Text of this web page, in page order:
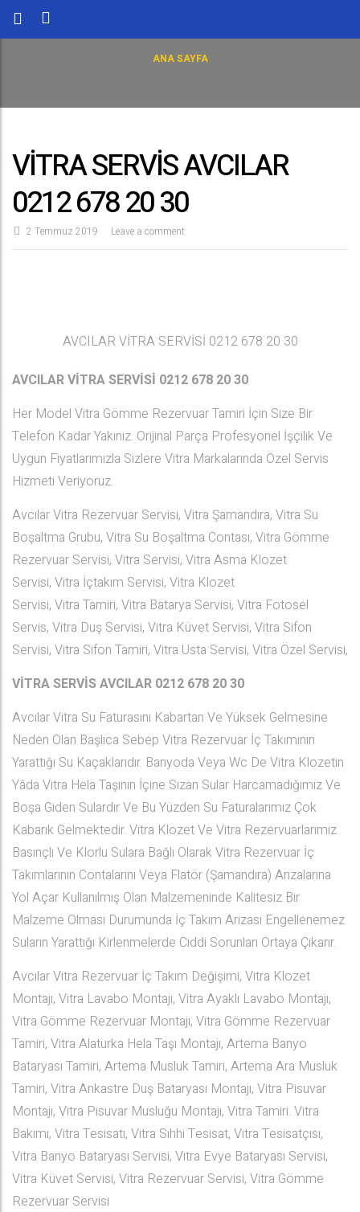
ANA SAYFA
VİTRA SERVİS AVCILAR
0212 678 20 30
2 Temmuz 2019 Leave a comment
AVCILAR VİTRA SERVİSİ 0212 678 20 30
AVCILAR VİTRA SERVİSİ 0212 678 20 30
Her Model Vitra Gömme Rezervuar Tamiri İçin Size Bir
Telefon Kadar Yakınız. Orijinal Parça Profesyonel İşçilik Ve
Uygun Fiyatlarımızla Sizlere Vitra Markalarında Özel Servis
Hizmeti Veriyoruz.
Avcılar Vitra Rezervuar Servisi, Vitra Şamandıra, Vitra Su
Boşaltma Grubu, Vitra Su Boşaltma Contası, Vitra Gömme
Rezervuar Servisi, Vitra Servisi, Vitra Asma Klozet
Servisi, Vitra İçtakım Servisi, Vitra Klozet
Servisi, Vitra Tamiri, Vitra Batarya Servisi, Vitra Fotosel
Servis, Vitra Duş Servisi, Vitra Küvet Servisi, Vitra Sifon
Servisi, Vitra Sifon Tamiri, Vitra Usta Servisi, Vitra Özel Servisi,
VİTRA SERVİS AVCILAR 0212 678 20 30
Avcılar Vitra Su Faturasını Kabartan Ve Yüksek Gelmesine
Neden Olan Başlıca Sebep Vitra Rezervuar İç Takımının
Yarattığı Su Kaçaklarıdır. Banyoda Veya Wc De Vitra Klozetin
Yâda Vitra Hela Taşının İçine Sızan Sular Harcamadığımız Ve
Boşa Giden Sulardır Ve Bu Yüzden Su Faturalarımız Çok
Kabarık Gelmektedir. Vitra Klozet Ve Vitra Rezervuarlarımız
Basınçlı Ve Klorlu Sulara Bağlı Olarak Vitra Rezervuar İç
Takımlarının Contalarını Veya Flatör (Şamandıra) Arızalarına
Yol Açar Kullanılmış Olan Malzemeninde Kalitesiz Bir
Malzeme Olması Durumunda İç Takım Arızası Engellenemez
Suların Yarattığı Kirlenmelerde Ciddi Sorunları Ortaya Çıkarır.
Avcılar Vitra Rezervuar İç Takım Değişimi, Vitra Klozet
Montajı, Vitra Lavabo Montajı, Vitra Ayaklı Lavabo Montajı,
Vitra Gömme Rezervuar Montajı, Vitra Gömme Rezervuar
Tamiri, Vitra Alaturka Hela Taşı Montajı, Artema Banyo
Bataryası Tamiri, Artema Musluk Tamiri, Artema Ara Musluk
Tamiri, Vitra Ankastre Duş Bataryası Montajı, Vitra Pisuvar
Montajı, Vitra Pisuvar Musluğu Montajı, Vitra Tamiri. Vitra
Bakımı, Vitra Tesisatı, Vitra Sıhhi Tesisat, Vitra Tesisatçısı,
Vitra Banyo Bataryası Servisi, Vitra Evye Bataryası Servisi,
Vitra Küvet Servisi, Vitra Rezervuar Servisi, Vitra Gömme
Rezervuar Servisi